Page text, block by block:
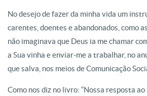
No desejo de fazer da minha vida um
carentes, doentes e abandonados, como
não imaginava que Deus ia me chamar
a Sua vinha e enviar-me a trabalhar, no
que salva, nos meios de Comunicação
Como nos diz no livro: “Nossa resposta ao